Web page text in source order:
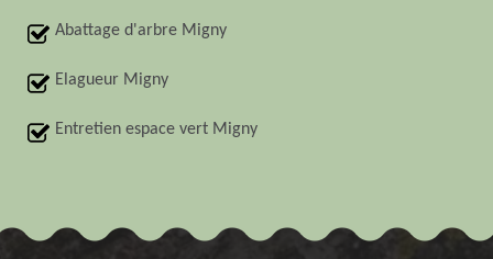
Abattage d'arbre Migny
Elagueur Migny
Entretien espace vert Migny